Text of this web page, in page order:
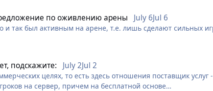
купола на 4 секпо оживлению арены July 6Jul 6
и так был активным на арене, т.е. лишь сделают сильных
подскажите: July 2Jul 2
целях, то есть здесь отношения поставщик услуг
на сервер, причем на бесплатной основе